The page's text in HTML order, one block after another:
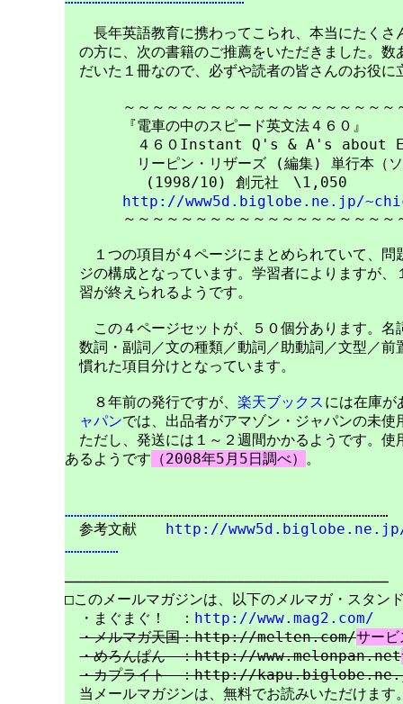
長年英語教育に携わってこられ、本当にたくさ
の方に、次の書籍のご推薦をいただきました。数
だいた１冊なので、必ずや読者の皆さんのお役に
～～～～～～～～～～～～～～～～～～～～
『電車の中のスピード英文法４６０』
４６０Instant Q's & A's about
リーピン・リザーズ (編集) 単行本（ソ
(1998/10) 創元社　\1,050
http://www5d.biglobe.ne.jp/
～～～～～～～～～～～～～～～～～～～～
１つの項目が４ページにまとめられていて、問
ジの構成となっています。学習者によりますが、
習が終えられるようです。
この４ページセットが、５０個分あります。名
数詞・副詞／文の種類／動詞／助動詞／文型／前
慣れた項目分けとなっています。
８年前の発行ですが、楽天ブックス には在庫が
ャパンでは、出品者がアマゾン・ジャパンの未
ただし、発送には１～２週間かかるようです。使
あるようです （2008年5月5日調べ） 。
………………………………………………………………………………………………
参考文献 http://
………………
────────────────────────────────────
□このメールマガジンは、以下のメルマガ・スタン
・まぐまぐ！　： http://www.mag2.com/
・メルマガ天国：http://melten.com/サー
・めろんぱん　：http://www.melonpan.net
・カプライト　：http://
当メールマガジンは、無料でお読みいただけます